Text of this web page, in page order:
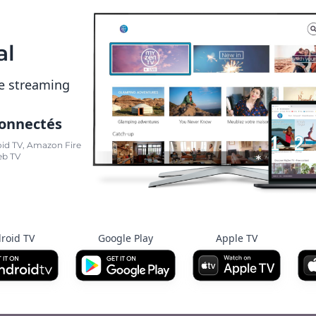
streaming
TV, Amazon Fire
TV
TV Google Play Apple TV